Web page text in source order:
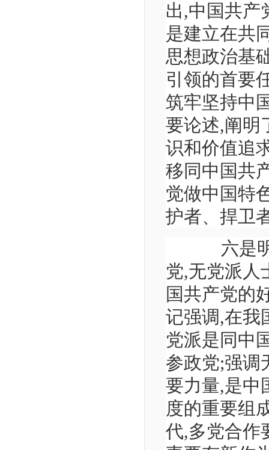
出,中国共产
是建立在共
思想政治基
引领的首要
筑牢坚持中
要论述,阐明
识和价值追
移同中国共
觉做中国特
护者、捍卫
六是明
党,无党派人
国共产党的
记强调,在我
党派是同中
参政党;强调
要力量,是中
度的重要组
代,多党合作